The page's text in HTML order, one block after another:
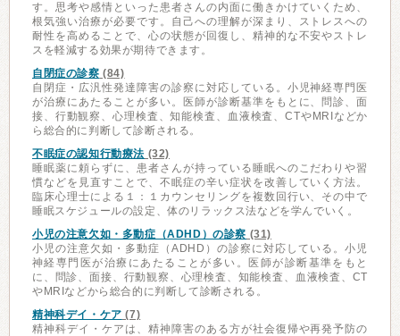
す。思考や感情といった患者さんの内面に働きかけていくため、
根気強い治療が必要です。自己への理解が深まり、ストレスへの
耐性を高めることで、心の状態が回復し、精神的な不安やストレ
スを軽減する効果が期待できます。
自閉症の診察 (84)
自閉症・広汎性発達障害の診察に対応している。小児神経専門医
が治療にあたることが多い。医師が診断基準をもとに、問診、面
接、行動観察、心理検査、知能検査、血液検査、CTやMRIなどか
ら総合的に判断して診断される。
不眠症の認知行動療法 (32)
睡眠薬に頼らずに、患者さんが持っている睡眠へのこだわりや習
慣などを見直すことで、不眠症の辛い症状を改善していく方法。
臨床心理士による１：１カウンセリングを複数回行い、その中で
睡眠スケジュールの設定、体のリラックス法などを学んでいく。
小児の注意欠如・多動症（ADHD）の診察 (31)
小児の注意欠如・多動症（ADHD）の診察に対応している。小児
神経専門医が治療にあたることが多い。医師が診断基準をもと
に、問診、面接、行動観察、心理検査、知能検査、血液検査、CT
やMRIなどから総合的に判断して診断される。
精神科デイ・ケア (7)
精神科デイ・ケアは、精神障害のある方が社会復帰や再発予防の